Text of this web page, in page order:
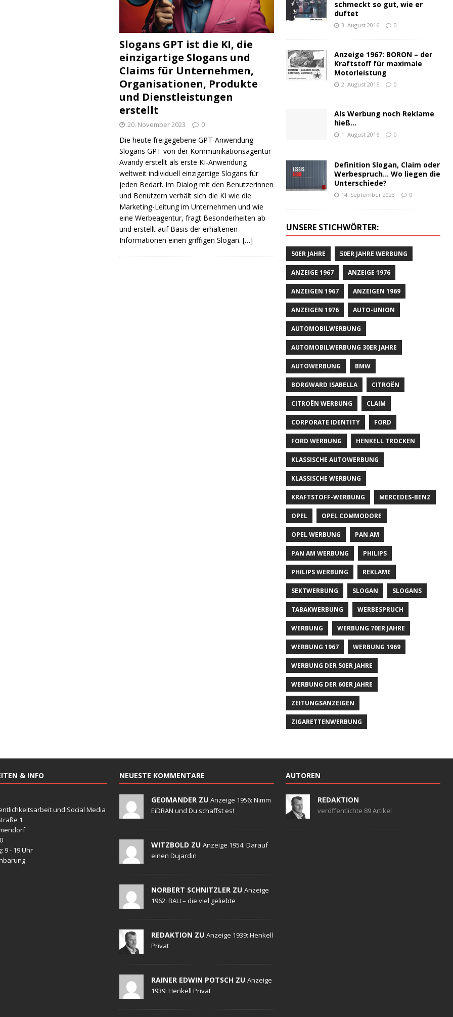
Slogans GPT ist die KI, die
einzigartige Slogans und
Claims für Unternehmen,
Organisationen, Produkte
und Dienstleistungen
erstellt
20. November 2023 0
Die heute freigegebene GPT-Anwendung
Slogans GPT von der Kommunikationsagentur
Avandy erstellt als erste KI-Anwendung
weltweit individuell einzigartige Slogans für
jeden Bedarf. Im Dialog mit den Benutzerinnen
und Benutzern verhält sich die KI wie die
Marketing-Leitung im Unternehmen und wie
eine Werbeagentur, fragt Besonderheiten ab
und erstellt auf Basis der erhaltenen
Informationen einen griffigen Slogan.[…]
schmeckt so gut, wie er
duftet
3. August 2016 0
Anzeige 1967: BORON – der
Kraftstoff für maximale
Motorleistung
2. August 2016 0
Als Werbung noch Reklame
hieß…
1. August 2016 0
Definition Slogan, Claim oder
Werbespruch… Wo liegen die
Unterschiede?
14. September 2023 0
UNSERE STICHWÖRTER:
50ER JAHRE 50ER JAHRE WERBUNG
ANZEIGE 1967 ANZEIGE 1976
ANZEIGEN 1967 ANZEIGEN 1969
ANZEIGEN 1976 AUTO-UNION
AUTOMOBILWERBUNG
AUTOMOBILWERBUNG 30ER JAHRE
AUTOWERBUNG BMW
BORGWARD ISABELLA CITROËN
CITROËN WERBUNG CLAIM
CORPORATE IDENTITY FORD
FORD WERBUNG HENKELL TROCKEN
KLASSISCHE AUTOWERBUNG
KLASSISCHE WERBUNG
KRAFTSTOFF-WERBUNG MERCEDES-BENZ
OPEL OPEL COMMODORE
OPEL WERBUNG PAN AM
PAN AM WERBUNG PHILIPS
PHILIPS WERBUNG REKLAME
SEKTWERBUNG SLOGAN SLOGANS
TABAKWERBUNG WERBESPRUCH
WERBUNG WERBUNG 70ER JAHRE
WERBUNG 1967 WERBUNG 1969
WERBUNG DER 50ER JAHRE
WERBUNG DER 60ER JAHRE
ZEITUNGSANZEIGEN
ZIGARETTENWERBUNG
& INFO
und Social Media
1
9 - 19 Uhr
NEUESTE KOMMENTARE
GEOMANDER ZU Anzeige 1956: Nimm
EiDRAN und Du schaffst es!
WITZBOLD ZU Anzeige 1954: Darauf
einen Dujardin
NORBERT SCHNITZLER ZU Anzeige
1962: BALI – die viel geliebte
REDAKTION ZU Anzeige 1939: Henkell
Privat
RAINER EDWIN POTSCH ZU Anzeige
1939: Henkell Privat
AUTOREN
REDAKTION
veröffentlichte 89 Artikel